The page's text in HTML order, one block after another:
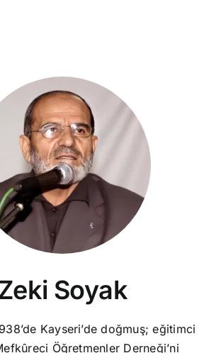
Soyak
Kayseri’de doğmuş; eğitimci
Öğretmenler Derneği’ni